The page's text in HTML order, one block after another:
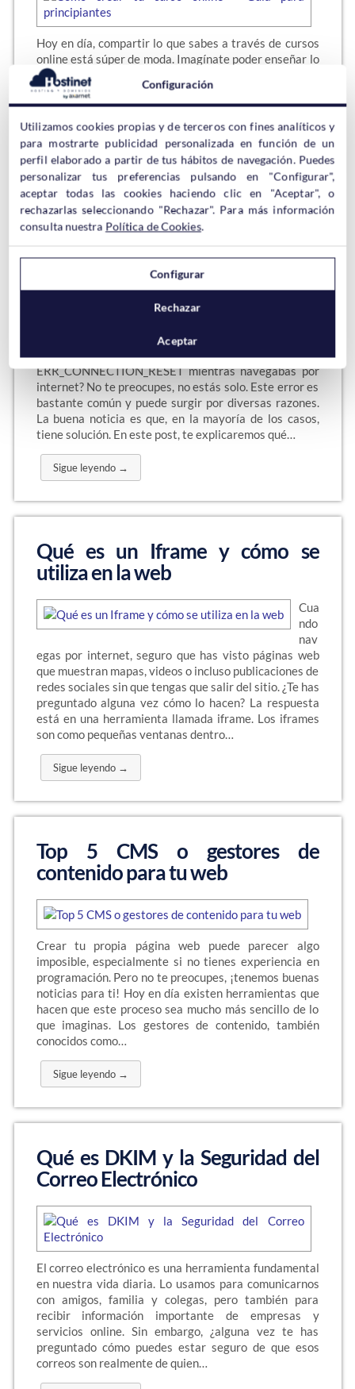
Hoy en día, compartir lo que sabes a través de cursos
online está súper de moda. Imagínate poder enseñar lo
que más te gusta a gente de todo el mundo desde tu
casa. No importa si eres un experto en cocina, un as del
marketing o un apasionado de la…
Sigue leyendo →
Cómo resolver el error
navegador
¿Alguna vez te has topado con el molesto mensaje
ERR_CONNECTION_RESET mientras navegabas por
internet? No te preocupes, no estás solo. Este error es
bastante común y puede surgir por diversas razones.
La buena noticia es que, en la mayoría de los casos,
tiene solución. En este post, te explicaremos qué…
Sigue leyendo →
Qué es un Iframe y cómo se
utiliza en la web
Cua
ndo
nav
egas por internet, seguro que has visto páginas web
que muestran mapas, videos o incluso publicaciones de
redes sociales sin que tengas que salir del sitio. ¿Te has
preguntado alguna vez cómo lo hacen? La respuesta
está en una herramienta llamada iframe. Los iframes
son como pequeñas ventanas dentro…
Sigue leyendo →
Top 5 CMS o gestores de
contenido para tu web
Crear tu propia página web puede parecer algo
imposible, especialmente si no tienes experiencia en
programación. Pero no te preocupes, ¡tenemos buenas
noticias para ti! Hoy en día existen herramientas que
hacen que este proceso sea mucho más sencillo de lo
que imaginas. Los gestores de contenido, también
conocidos como…
Sigue leyendo →
Qué es DKIM y la Seguridad del
Correo Electrónico
El correo electrónico es una herramienta fundamental
en nuestra vida diaria. Lo usamos para comunicarnos
con amigos, familia y colegas, pero también para
recibir información importante de empresas y
servicios online. Sin embargo, ¿alguna vez te has
preguntado cómo puedes estar seguro de que esos
correos son realmente de quien…
Configuración
Utilizamos cookies propias y de terceros con fines analíticos y
para mostrarte publicidad personalizada en función de un
perfil elaborado a partir de tus hábitos de navegación. Puedes
personalizar tus preferencias pulsando en "Configurar",
aceptar todas las cookies haciendo clic en "Aceptar", o
rechazarlas seleccionando "Rechazar". Para más información
consulta nuestra Política de Cookies.
Configurar
Rechazar
Aceptar